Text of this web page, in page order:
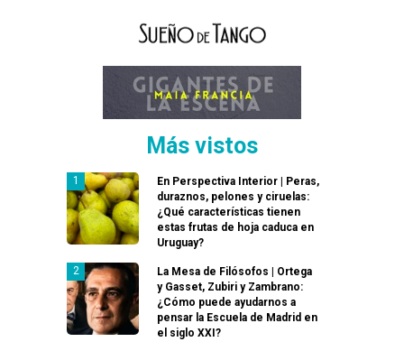
Más vistos
En Perspectiva Interior | Peras,
duraznos, pelones y ciruelas:
¿Qué características tienen
estas frutas de hoja caduca en
Uruguay?
La Mesa de Filósofos | Ortega
y Gasset, Zubiri y Zambrano:
¿Cómo puede ayudarnos a
pensar la Escuela de Madrid en
el siglo XXI?